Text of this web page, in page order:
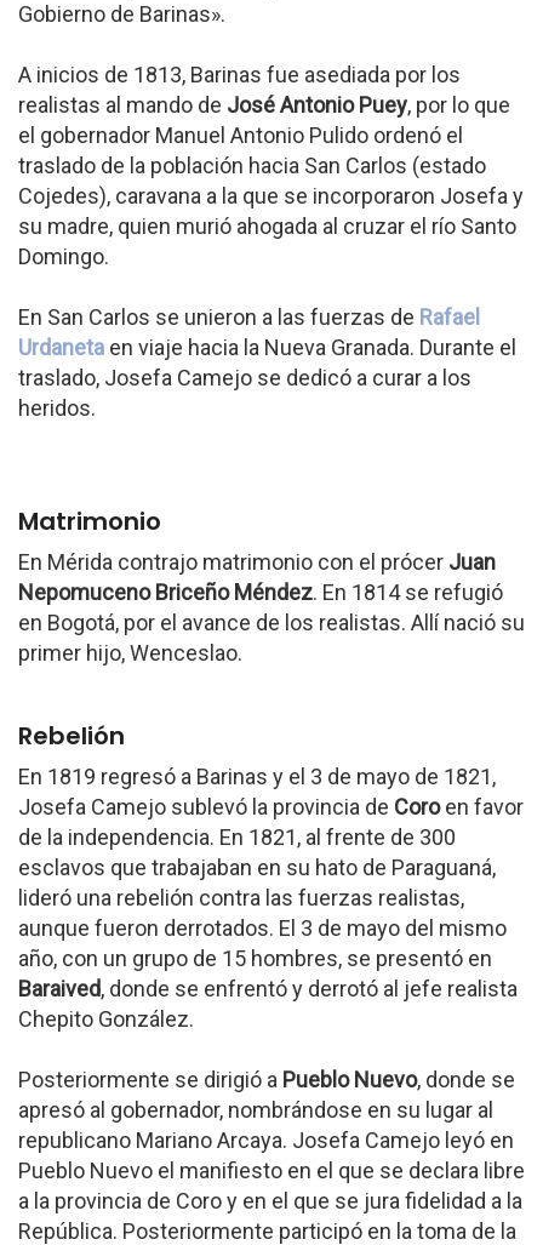
Gobierno de Barinas».
A inicios de 1813, Barinas fue asediada por los
realistas al mando de José Antonio Puey, por lo que
el gobernador Manuel Antonio Pulido ordenó el
traslado de la población hacia San Carlos (estado
Cojedes), caravana a la que se incorporaron Josefa y
su madre, quien murió ahogada al cruzar el río Santo
Domingo.
En San Carlos se unieron a las fuerzas de Rafael
Urdaneta en viaje hacia la Nueva Granada. Durante el
traslado, Josefa Camejo se dedicó a curar a los
heridos.
Matrimonio
En Mérida contrajo matrimonio con el prócer Juan
Nepomuceno Briceño Méndez. En 1814 se refugió
en Bogotá, por el avance de los realistas. Allí nació su
primer hijo, Wenceslao.
Rebelión
En 1819 regresó a Barinas y el 3 de mayo de 1821,
Josefa Camejo sublevó la provincia de Coroen favor
de la independencia. En 1821, al frente de 300
esclavos que trabajaban en su hato de Paraguaná,
lideró una rebelión contra las fuerzas realistas,
aunque fueron derrotados. El 3 de mayo del mismo
año, con un grupo de 15 hombres, se presentó en
Baraived, donde se enfrentó y derrotó al jefe realista
Chepito González.
Posteriormente se dirigió a Pueblo Nuevo, donde se
apresó al gobernador, nombrándose en su lugar al
republicano Mariano Arcaya. Josefa Camejo leyó en
Pueblo Nuevo el manifiesto en el que se declara libre
a la provincia de Coro y en el que se jura fidelidad a la
República. Posteriormente participó en la toma de la